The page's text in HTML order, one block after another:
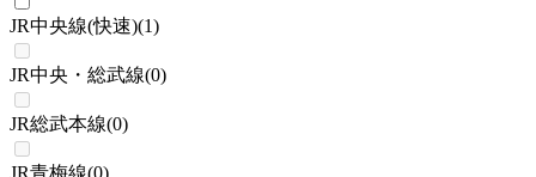
JR中央線(快速)(1)
JR中央・総武線(0)
JR総武本線(0)